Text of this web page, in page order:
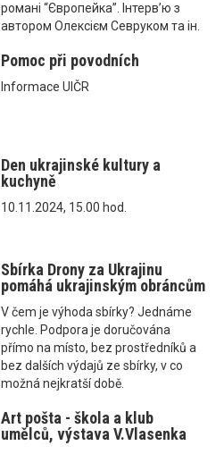
романі “Європейка”. Інтерв’ю з
автором Олексієм Севруком та ін.
Pomoc při povodních
Informace UIČR
Den ukrajinské kultury a
kuchyně
10.11.2024, 15.00 hod.
Sbírka Drony za Ukrajinu
pomáhá ukrajinským obráncům
V čem je výhoda sbírky? Jednáme
rychle. Podpora je doručována
přímo na místo, bez prostředníků a
bez dalších výdajů ze sbírky, v co
možná nejkratší době.
Art pošta - škola a klub
umělců, výstava V.Vlasenka